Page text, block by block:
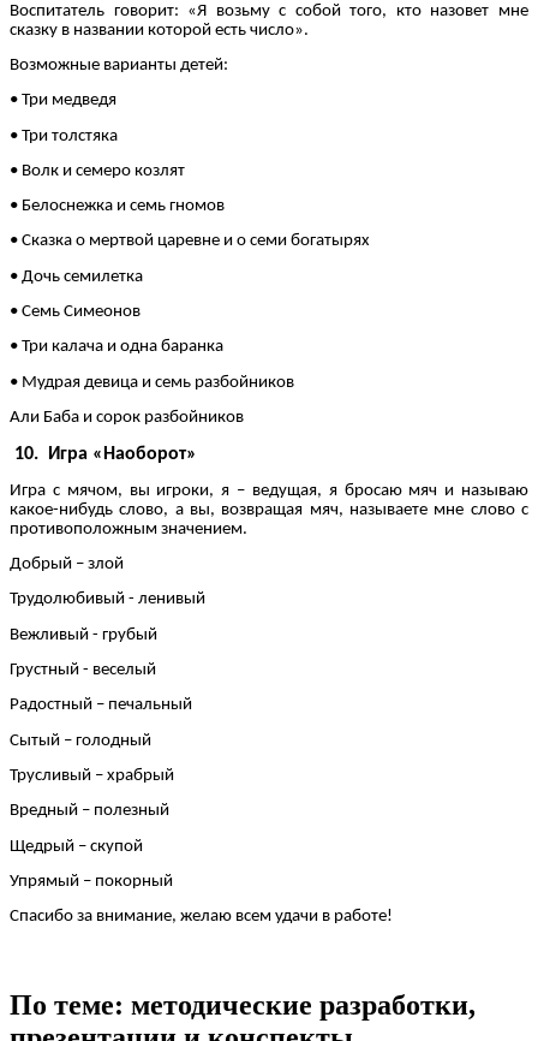
Воспитатель говорит: «Я возьму с собой того, кто назовет мне
сказку в названии которой есть число».
Возможные варианты детей:
• Три медведя
• Три толстяка
• Волк и семеро козлят
• Белоснежка и семь гномов
• Сказка о мертвой царевне и о семи богатырях
• Дочь семилетка
• Семь Симеонов
• Три калача и одна баранка
• Мудрая девица и семь разбойников
Али Баба и сорок разбойников
10. Игра «Наоборот»
Игра с мячом, вы игроки, я – ведущая, я бросаю мяч и называю
какое-нибудь слово, а вы, возвращая мяч, называете мне слово с
противоположным значением.
Добрый – злой
Трудолюбивый - ленивый
Вежливый - грубый
Грустный - веселый
Радостный – печальный
Сытый – голодный
Трусливый – храбрый
Вредный – полезный
Щедрый – скупой
Упрямый – покорный
Спасибо за внимание, желаю всем удачи в работе!
По теме: методические разработки,